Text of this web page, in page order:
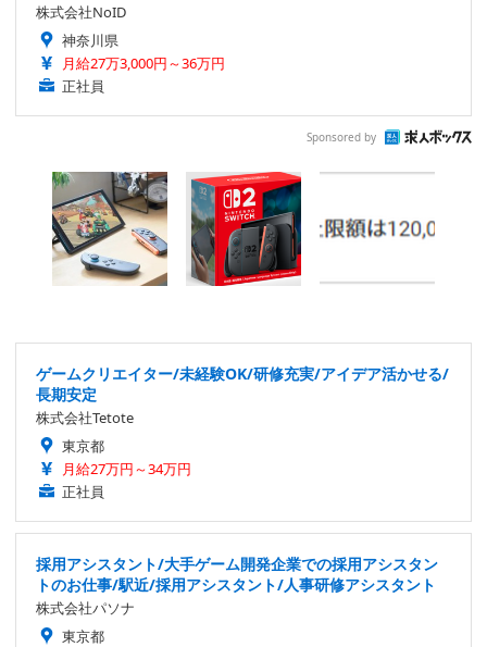
株式会社NoID
神奈川県
月給27万3,000円～36万円
正社員
Sponsored by
ゲームクリエイター/未経験OK/研修充実/アイデア活かせる/
長期安定
株式会社Tetote
東京都
月給27万円～34万円
正社員
採用アシスタント/大手ゲーム開発企業での採用アシスタン
トのお仕事/駅近/採用アシスタント/人事研修アシスタント
株式会社パソナ
東京都